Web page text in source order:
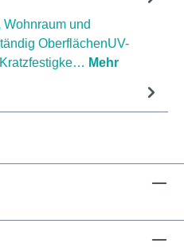
und
OberflächenUV-
Mehr